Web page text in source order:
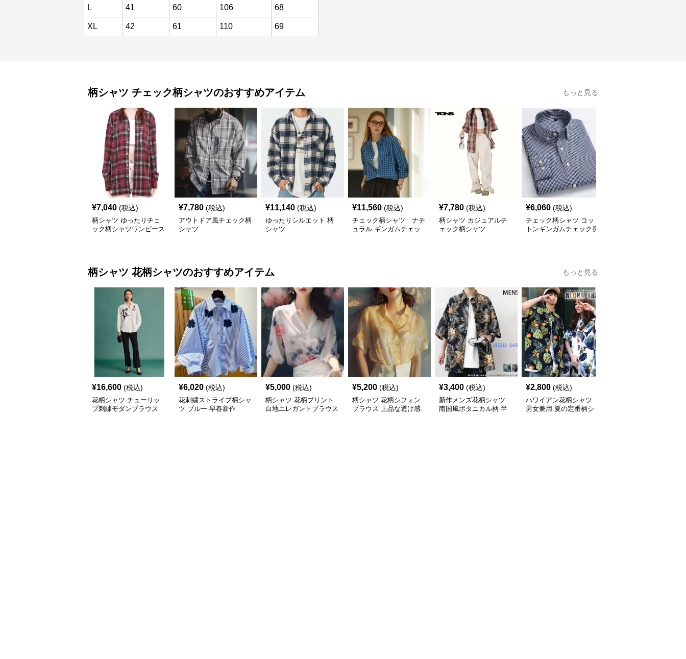
L 41 60 106 68
XL 42 61 110 69
柄シャツ チェック柄シャツのおすすめアイテム もっと見る
¥7,040 (税込)
柄シャツ ゆったりチェ
ック柄シャツワンピース
¥7,780 (税込)
アウトドア風チェック柄
シャツ
¥11,140 (税込)
ゆったりシルエット 柄
シャツ
¥11,560 (税込)
チェック柄シャツ ナチ
ュラル ギンガムチェッ
¥7,780 (税込)
柄シャツ カジュアルチ
ェック柄シャツ
¥6,060 (税込)
チェック柄シャツ コッ
トンギンガムチェック長
柄シャツ 花柄シャツのおすすめアイテム もっと見る
¥16,600 (税込)
花柄シャツ チューリッ
プ刺繍モダンブラウス
¥6,020 (税込)
花刺繍ストライプ柄シャ
ツ ブルー 早春新作
¥5,000 (税込)
柄シャツ 花柄プリント
白地エレガントブラウス
¥5,200 (税込)
柄シャツ 花柄シフォン
ブラウス 上品な透け感
¥3,400 (税込)
新作メンズ花柄シャツ
南国風ボタニカル柄 半
¥2,800 (税込)
ハワイアン花柄シャツ
男女兼用 夏の定番柄シ